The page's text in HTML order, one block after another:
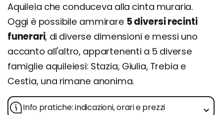
Aquileia che conduceva alla cinta muraria.
Oggi è possibile ammirare 5 diversi recinti
funerari, di diverse dimensioni e messi uno
accanto all'altro, appartenenti a 5 diverse
famiglie aquileiesi: Stazia, Giulia, Trebia e
Cestia, una rimane anonima.
Info pratiche: indicazioni, orari e prezzi